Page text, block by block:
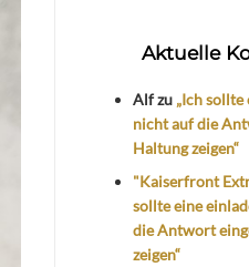
Aktuelle
Alfzu „Ich sollte
nicht auf die
Haltung zeigen“
"Kaiserfront
sollte eine
die Antwort
zeigen“